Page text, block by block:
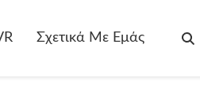
Σχετικά Με Εμάς